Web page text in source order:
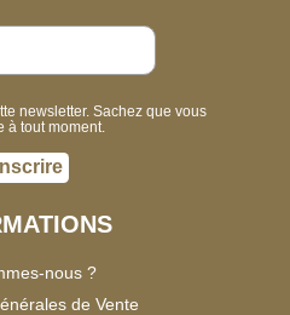
newsletter. Sachez que vous
à tout moment.
nous ?
de Vente